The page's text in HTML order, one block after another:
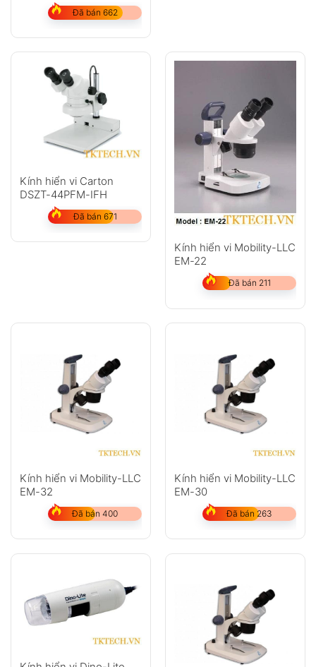
Đã bán 662
Kính hiển vi Carton
DSZT-44PFM-IFH
Đã bán 671
Kính hiển vi Mobility-LLC
EM-22
Đã bán 211
Kính hiển vi Mobility-LLC
EM-32
Đã bán 400
Kính hiển vi Mobility-LLC
EM-30
Đã bán 263